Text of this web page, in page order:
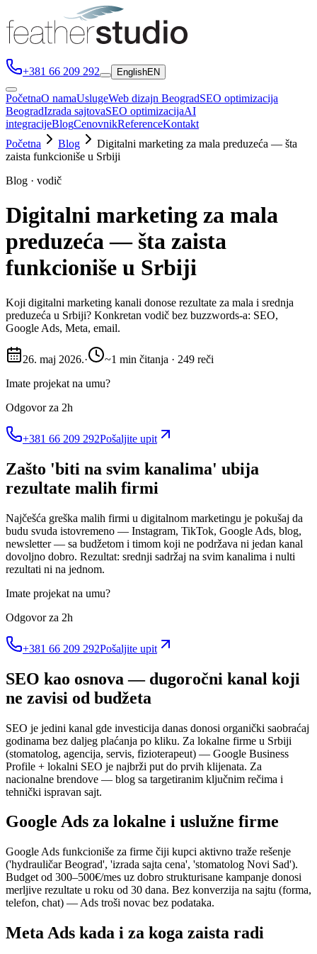
+381 66 209 292 EnglishEN
PočetnaO namaUslugeWeb dizajn BeogradSEO optimizacija
BeogradIzrada sajtovaSEO optimizacijaAI
integracijeBlogCenovnikReferenceKontakt
Početna
Blog
Digitalni marketing za mala preduzeća — šta
zaista funkcioniše u Srbiji
Blog · vodič
Digitalni marketing za mala
preduzeća — šta zaista
funkcioniše u Srbiji
Koji digitalni marketing kanali donose rezultate za mala i srednja
preduzeća u Srbiji? Konkretan vodič bez buzzwords-a: SEO,
Google Ads, Meta, email.
26. maj 2026.·
~1 min čitanja · 249 reči
Imate projekat na umu?
Odgovor za 2h
+381 66 209 292Pošaljite upit
Zašto 'biti na svim kanalima' ubija
rezultate malih firmi
Najčešća greška malih firmi u digitalnom marketingu je pokušaj da
budu svuda istovremeno — Instagram, TikTok, Google Ads, blog,
newsletter — sa budžetom i timom koji ne podržava ni jedan kanal
dovoljno dobro. Rezultat: srednji sadržaj na svim kanalima i nulti
rezultati ni na jednom.
Imate projekat na umu?
Odgovor za 2h
+381 66 209 292Pošaljite upit
SEO kao osnova — dugoročni kanal koji
ne zavisi od budžeta
SEO je jedini kanal gde investicija danas donosi organički saobraćaj
godinama bez daljeg plaćanja po kliku. Za lokalne firme u Srbiji
(stomatolog, agencija, servis, fizioterapeut) — Google Business
Profile + lokalni SEO je najbrži put do prvih klijenata. Za
nacionalne brendove — blog sa targetiranim ključnim rečima i
tehnički ispravan sajt.
Google Ads za lokalne i uslužne firme
Google Ads funkcioniše za firme čiji kupci aktivno traže rešenje
('hydrauličar Beograd', 'izrada sajta cena', 'stomatolog Novi Sad').
Budget od 300–500€/mes uz dobro strukturisane kampanje donosi
merljive rezultate u roku od 30 dana. Bez konverzija na sajtu (forma,
telefon, chat) — Ads troši novac bez podataka.
Meta Ads kada i za koga zaista radi